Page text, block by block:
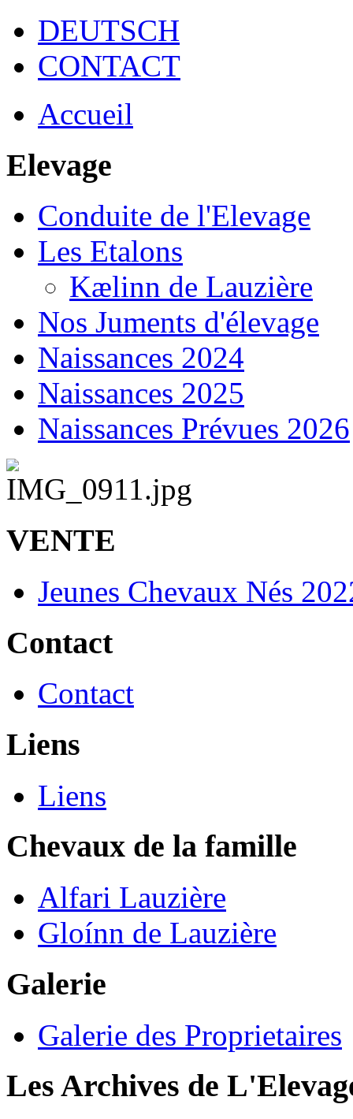
DEUTSCH
CONTACT
Accueil
Elevage
Conduite de l'Elevage
Les Etalons
Kælinn de Lauzière
Nos Juments d'élevage
Naissances 2024
Naissances 2025
Naissances Prévues 2026
VENTE
Jeunes Chevaux Nés
Contact
Contact
Liens
Liens
Chevaux de la famille
Alfari Lauzière
Gloínn de Lauzière
Galerie
Galerie des Proprietaires
Les Archives de